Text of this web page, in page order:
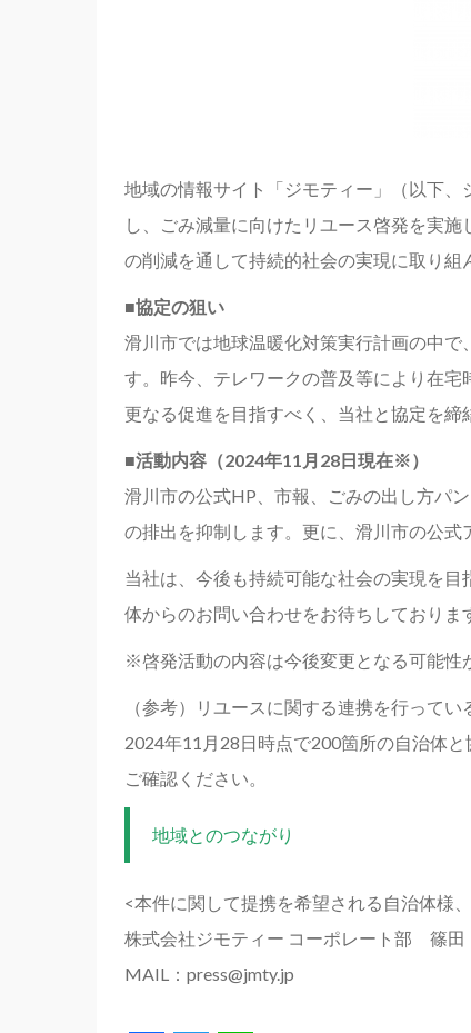
地域の情報サイト「ジモティー」（以下
し、ごみ減量に向けたリユース啓発を実
の削減を通して持続的社会の実現に取り組
■協定の狙い
滑川市では地球温暖化対策実行計画の中
す。昨今、テレワークの普及等により在
更なる促進を目指すべく、当社と協定を締
■活動内容（2024年11月28日現在※）
滑川市の公式HP、市報、ごみの出し方パ
の排出を抑制します。更に、滑川市の公式
当社は、今後も持続可能な社会の実現を
体からのお問い合わせをお待ちしておりま
※啓発活動の内容は今後変更となる可能性
（参考）リユースに関する連携を行ってい
2024年11月28日時点で200箇所の自治体
ご確認ください。
地域とのつながり
<本件に関して提携を希望される自治体様
株式会社ジモティー コーポレート部 篠田
MAIL：press@jmty.jp